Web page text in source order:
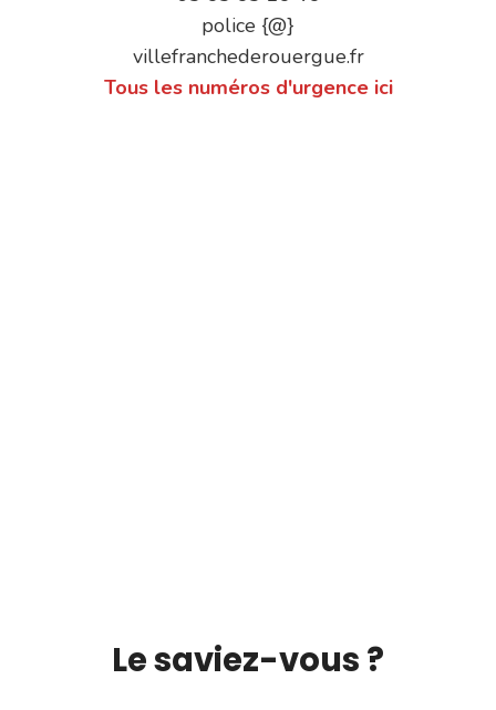
police {@}
villefranchederouergue.fr
Tous les numéros d'urgence ici
Le saviez-vous ?